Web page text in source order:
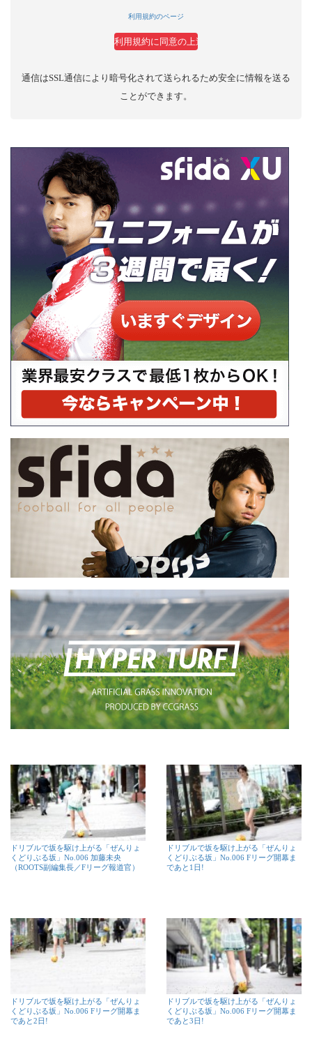
利用規約のページ
通信はSSL通信により暗号化されて送られるため安全に情報を送る
ことができます。
ドリブルで坂を駆け上がる「ぜんりょ
くどりぶる坂」No.006 加藤未央
（ROOTS副編集長／Fリーグ報道官）
ドリブルで坂を駆け上がる「ぜんりょ
くどりぶる坂」No.006 Fリーグ開幕ま
であと1日!
ドリブルで坂を駆け上がる「ぜんりょ
くどりぶる坂」No.006 Fリーグ開幕ま
であと2日!
ドリブルで坂を駆け上がる「ぜんりょ
くどりぶる坂」No.006 Fリーグ開幕ま
であと3日!